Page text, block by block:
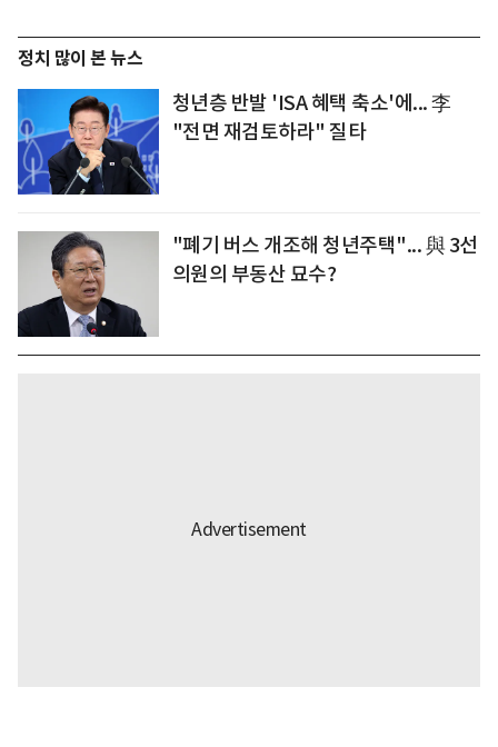
정치 많이 본 뉴스
청년층 반발 'ISA 혜택 축소'에... 李
"전면 재검토하라" 질타
"폐기 버스 개조해 청년주택"... 與 3선
의원의 부동산 묘수?